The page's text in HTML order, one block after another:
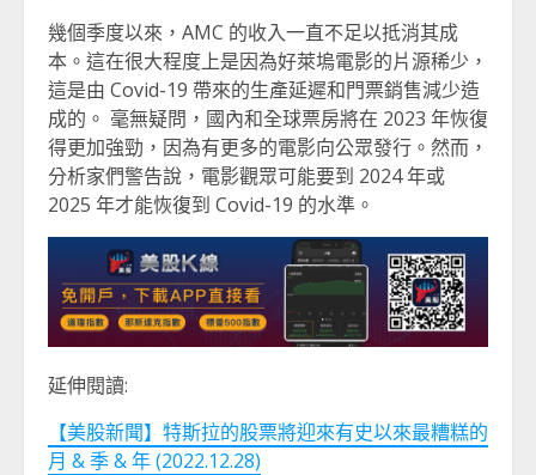
幾個季度以來，AMC 的收入一直不足以抵消其成
本。這在很大程度上是因為好萊塢電影的片源稀少，
這是由 Covid-19 帶來的生產延遲和門票銷售減少造
成的。 毫無疑問，國內和全球票房將在 2023 年恢復
得更加強勁，因為有更多的電影向公眾發行。然而，
分析家們警告說，電影觀眾可能要到 2024 年或
2025 年才能恢復到 Covid-19 的水準。
延伸閱讀:
【美股新聞】特斯拉的股票將迎來有史以來最糟糕的
月 & 季 & 年 (2022.12.28)